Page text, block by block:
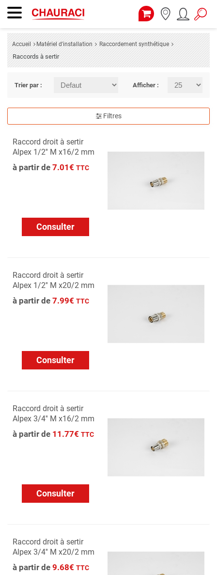
Accueil Matériel d'installation Raccordement synthétique
Raccords à sertir
Trier par : Afficher :
Filtres
Raccord droit à sertir
Alpex 1/2'' M x16/2 mm
à partir de 7.01€ TTC
Consulter
Raccord droit à sertir
Alpex 1/2'' M x20/2 mm
à partir de 7.99€ TTC
Consulter
Raccord droit à sertir
Alpex 3/4'' M x16/2 mm
à partir de 11.77€ TTC
Consulter
Raccord droit à sertir
Alpex 3/4'' M x20/2 mm
à partir de 9.68€ TTC